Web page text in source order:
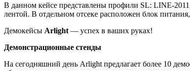
В данном кейсе представлены профили SL: LINE-
лентой. В отдельном отсеке расположен блок
Демокейсы Arlight — успех в ваших руках!
Демонстрационные стенды
На сегодняшний день Arlight предлагает более 10